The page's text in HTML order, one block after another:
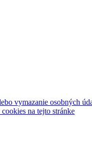
vymazanie osobných
na tejto stránke